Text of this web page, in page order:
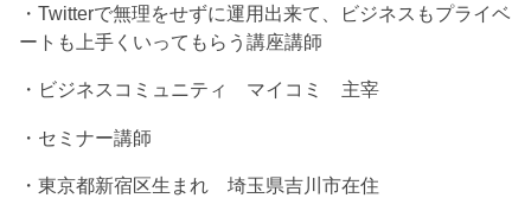
・Twitterで無理をせずに運用出来て、ビジネスもプライベ
ートも上手くいってもらう講座講師
・ビジネスコミュニティ マイコミ 主宰
・セミナー講師
・東京都新宿区生まれ 埼玉県吉川市在住